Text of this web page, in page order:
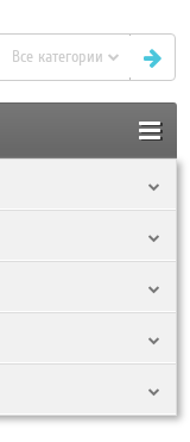
Все категории